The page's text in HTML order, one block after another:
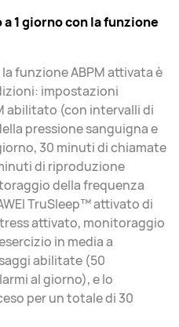
1 giorno con la funzione
funzione ABPM attivata è
impostazioni
abilitato (con intervalli di
pressione sanguigna e
30 minuti di chiamate
di riproduzione
della frequenza
TruSleep™ attivato di
attivato, monitoraggio
in media a
abilitate (50
al giorno), e lo
per un totale di 30